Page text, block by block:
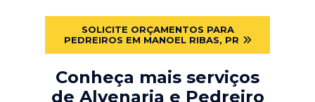
SOLICITE ORÇAMENTOS PARA
PEDREIROS EM MANOEL RIBAS, PR
Conheça mais serviços
de Alvenaria e Pedreiro